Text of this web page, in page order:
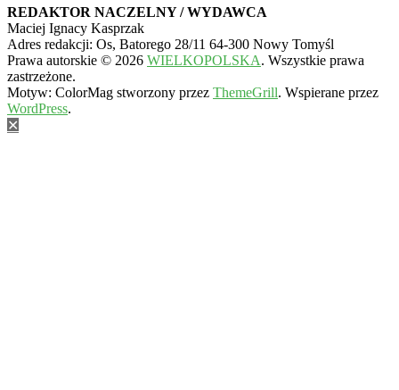
REDAKTOR NACZELNY / WYDAWCA
Maciej Ignacy Kasprzak
Adres redakcji: Os, Batorego 28/11 64-300 Nowy Tomyśl
Prawa autorskie © 2026 WIELKOPOLSKA. Wszystkie prawa
zastrzeżone.
Motyw: ColorMag stworzony przez ThemeGrill. Wspierane przez
WordPress.
✕